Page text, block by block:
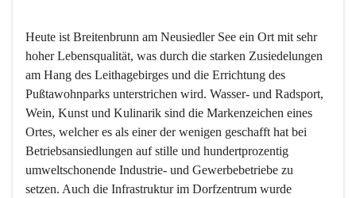
Heute ist Breitenbrunn am Neusiedler See ein Ort mit sehr
hoher Lebensqualität, was durch die starken Zusiedelungen
am Hang des Leithagebirges und die Errichtung des
Pußtawohnparks unterstrichen wird. Wasser- und Radsport,
Wein, Kunst und Kulinarik sind die Markenzeichen eines
Ortes, welcher es als einer der wenigen geschafft hat bei
Betriebsansiedlungen auf stille und hundertprozentig
umweltschonende Industrie- und Gewerbebetriebe zu
setzen. Auch die Infrastruktur im Dorfzentrum wurde